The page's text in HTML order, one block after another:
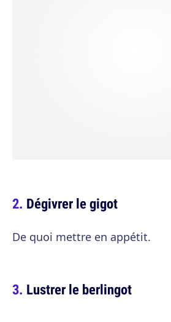
Dégivrer le gigot
De quoi mettre en appétit.
Lustrer le berlingot